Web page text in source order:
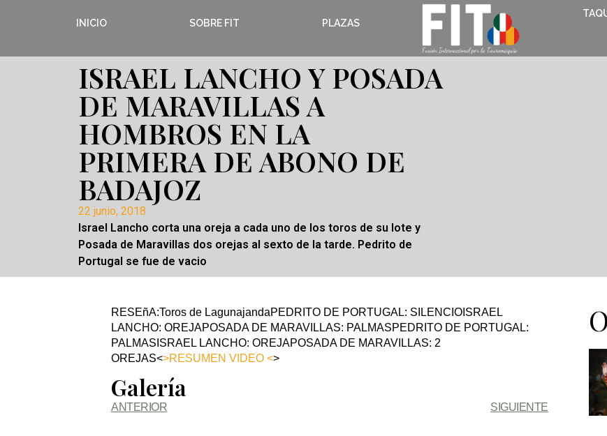
INICIO SOBRE FIT PLAZAS
ISRAEL LANCHO Y POSADA
DE MARAVILLAS A
HOMBROS EN LA
PRIMERA DE ABONO DE
BADAJOZ
22 junio, 2018
Israel Lancho corta una oreja a cada uno de los toros de su lote y
Posada de Maravillas dos orejas al sexto de la tarde. Pedrito de
Portugal se fue de vacio
RESEñA:Toros de LagunajandaPEDRITO DE PORTUGAL: SILENCIOISRAEL
LANCHO: OREJAPOSADA DE MARAVILLAS: PALMASPEDRITO DE PORTUGAL:
PALMASISRAEL LANCHO: OREJAPOSADA DE MARAVILLAS: 2
OREJAS<>RESUMEN VIDEO <>
Galería
ANTERIOR SIGUIENTE